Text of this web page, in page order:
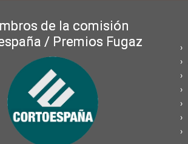
de la comisión
/ Premios Fugaz